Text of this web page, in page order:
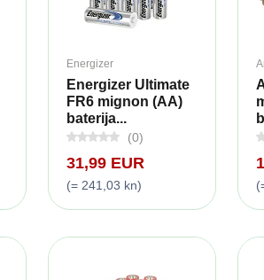
Energizer
Energizer Ultimate
FR6 mignon (AA)
baterija...
(0)
31,99 EUR
(= 241,03 kn)